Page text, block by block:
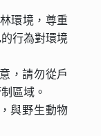
環境，尊重
行為對環境
，請勿從戶
區域。
與野生動物